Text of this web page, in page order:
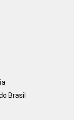
Brasil